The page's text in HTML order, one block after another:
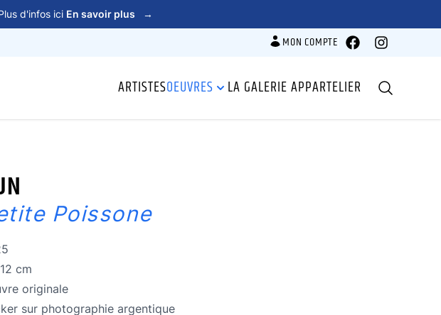
d'infos ici En savoir plus →
MON COMPTE FacebookInstagram
ARTISTESOEUVRES LA GALERIE APPARTELIER Recherche
Poissone
de réalisation
cm
originale
originale
sur photographie argentique